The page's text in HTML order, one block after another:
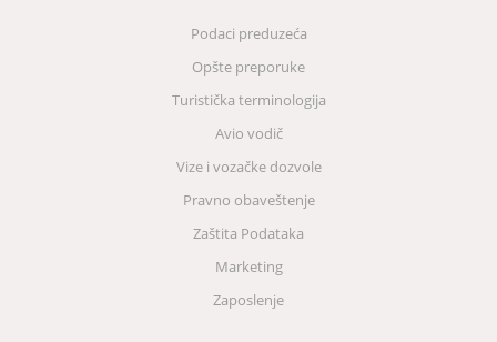
Podaci preduzeća
Opšte preporuke
Turistička terminologija
Avio vodič
Vize i vozačke dozvole
Pravno obaveštenje
Zaštita Podataka
Marketing
Zaposlenje